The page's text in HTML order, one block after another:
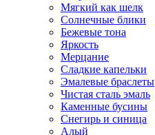
Мягкий как шелк
Солнечные блики
Бежевые тона
Яркость
Мерцание
Сладкие капельки
Эмалевые браслеты
Чистая сталь эмаль
Каменные бусины
Снегирь и синица
Алый